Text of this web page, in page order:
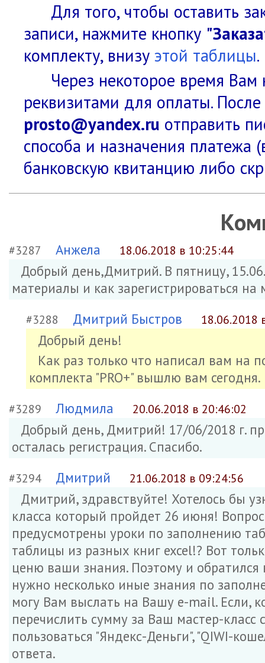
Для того, чтобы оставить
записи, нажмите кнопку
комплекту, внизу этой таблицы.
Через некоторое время
реквизитами для оплаты.
prosto@yandex.ru отправить
способа и назначения платежа
банковскую квитанцию либо
#3287 Анжела 18.06.2018 в 10:25:44
Добрый день,Дмитрий. В пятницу,
материалы и как зарегистрироваться на
#3288 Дмитрий Быстров 18.06.2018
Добрый день!
Как раз только что написал вам на
комплекта "PRO+" вышлю вам сегодня.
#3289 Людмила 20.06.2018 в 20:46:02
Добрый день, Дмитрий! 17/06/2018 г.
осталась регистрация. Спасибо.
#3294 Дмитрий 21.06.2018 в 09:24:56
Дмитрий, здравствуйте! Хотелось бы
класса который пройдет 26 июня!
предусмотрены уроки по заполнению
таблицы из разных книг excel!? Вот
ценю ваши знания. Поэтому и
нужно несколько иные знания по
могу Вам выслать на Вашу e-mail. Если,
перечислить сумму за Ваш мастер-
пользоваться "Яндекс-Деньги", "QIWI-
ответа.